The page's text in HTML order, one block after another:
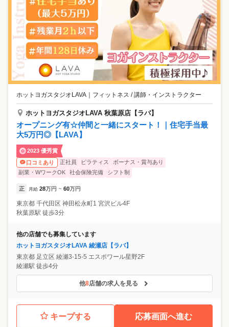
ホットヨガスタジオLAVA フィットネス / 講師・インストラクター
ホットヨガスタジオLAVA 秋葉原店【ラバ】
オープニング有☆仲間と一緒にスタート！｜住宅手当最
大5万円◎【LAVA】
2023 優秀賞
口コミあり
正社員 ピラティス
ボーナス・賞与あり
副業・WワークOK
社会保険完備 シフト制
正 月給 28万円 ~ 60万円
東京都 千代田区 神田松永町1 宮沢ビル4F
秋葉原駅 徒歩3分
他の店舗でも募集しています
ホットヨガスタジオLAVA 綾瀬店【ラバ】
東京都 足立区 綾瀬3-15-5 エスポワール星野2F
綾瀬駅 徒歩4分
他8店舗の求人を見る
キープする 応募画面へ進む